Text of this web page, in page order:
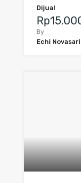
Dijual
By
Echi Novasari